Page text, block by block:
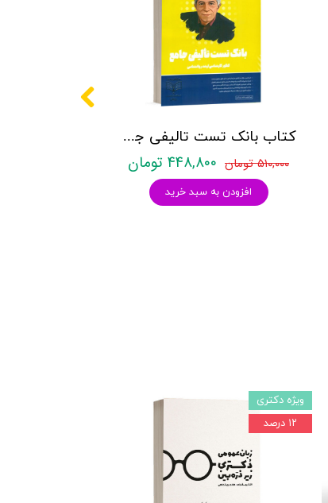
کتاب بانک تست تالیفی جامع روان آموز
۵۱۰,۰۰۰ تومان ۴۴۸,۸۰۰ تومان
افزودن به سبد خرید
ویژه دکتری
۱۲ درصد